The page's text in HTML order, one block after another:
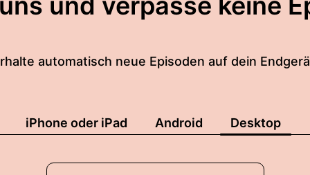
automatisch neue Episoden auf dein
iPhone oder iPad Android Desktop